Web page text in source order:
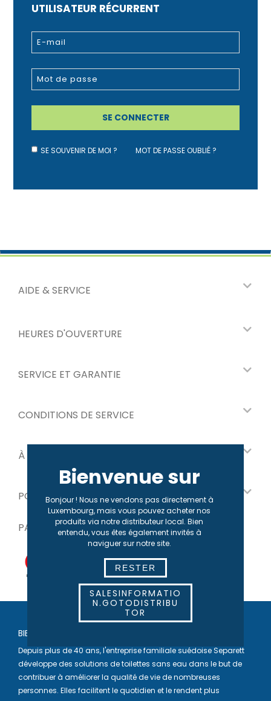
UTILISATEUR RÉCURRENT
SE SOUVENIR DE MOI ? MOT DE PASSE OUBLIÉ ?
AIDE & SERVICE
HEURES D'OUVERTURE
SERVICE ET GARANTIE
CONDITIONS DE SERVICE
À PROPOS DE NOUS
POUR NOS PARTENAIRES
PAIEMENT SÉCURISÉ
BIENVENUE CHEZ SEPARETT
Depuis plus de 40 ans, l'entreprise familiale suédoise Separett
développe des solutions de toilettes sans eau dans le but de
contribuer à améliorer la qualité de vie de nombreuses
personnes. Elles facilitent le quotidien et le rendent plus
Bienvenue sur
Bonjour ! Nous ne vendons pas directement à
Luxembourg, mais vous pouvez acheter nos
produits via notre distributeur local. Bien
entendu, vous êtes également invités à
naviguer sur notre site.
RESTER
SALESINFORMATIO
N.GOTODISTRIBU
TOR